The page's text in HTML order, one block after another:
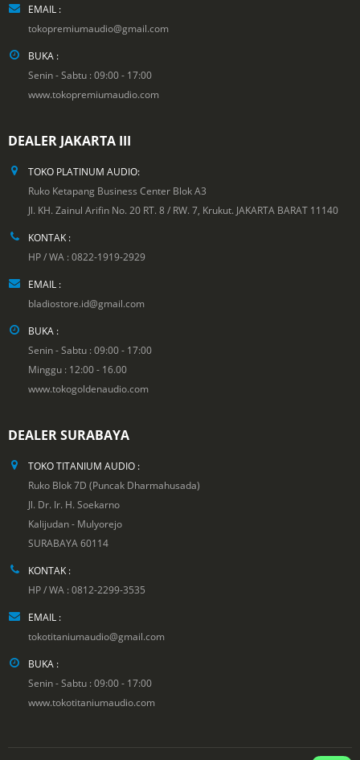
EMAIL :
tokopremiumaudio@gmail.com
BUKA :
Senin - Sabtu : 09:00 - 17:00
www.tokopremiumaudio.com
DEALER JAKARTA III
TOKO PLATINUM AUDIO:
Ruko Ketapang Business Center Blok A3
Jl. KH. Zainul Arifin No. 20 RT. 8 / RW. 7, Krukut. JAKARTA BARAT 11140
KONTAK :
HP / WA : 0822-1919-2929
EMAIL :
bladiostore.id@gmail.com
BUKA :
Senin - Sabtu : 09:00 - 17:00
Minggu : 12:00 - 16.00
www.tokogoldenaudio.com
DEALER SURABAYA
TOKO TITANIUM AUDIO :
Ruko Blok 7D (Puncak Dharmahusada)
Jl. Dr. Ir. H. Soekarno
Kalijudan - Mulyorejo
SURABAYA 60114
KONTAK :
HP / WA : 0812-2299-3535
EMAIL :
tokotitaniumaudio@gmail.com
BUKA :
Senin - Sabtu : 09:00 - 17:00
www.tokotitaniumaudio.com